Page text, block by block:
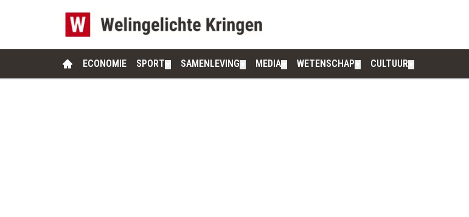
ECONOMIE SPORT SAMENLEVING MEDIA WETENSCHAP CULTUUR